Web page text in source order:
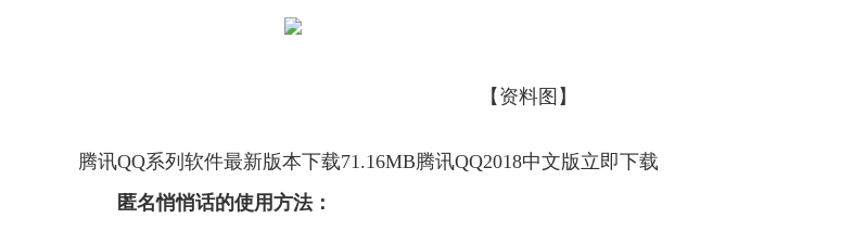
【资料图】
腾讯QQ系列软件最新版本下载71.16MB腾讯QQ2018中文版立即下载
匿名悄悄话的使用方法：